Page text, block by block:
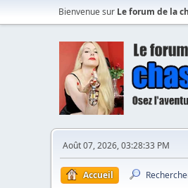
Bienvenue sur Le forum de la
Août 07, 2026, 03:28:33 PM
Accueil